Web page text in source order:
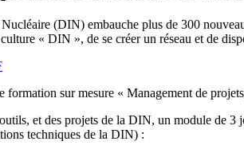
(DIN) embauche plus de 300
« DIN », de se créer un réseau et de
formation sur mesure « Management de
et des projets de la DIN, un module de
techniques de la DIN) :